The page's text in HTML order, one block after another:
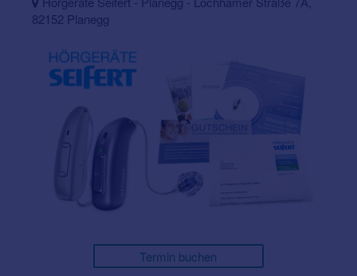
82152 Planegg
Termin buchen